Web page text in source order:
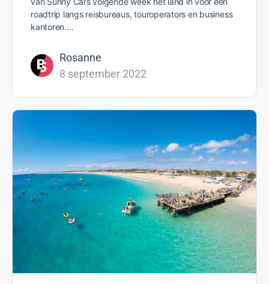
roadtrip langs reisbureaus, touroperators en business
kantoren.…
Rosanne
8 september 2022